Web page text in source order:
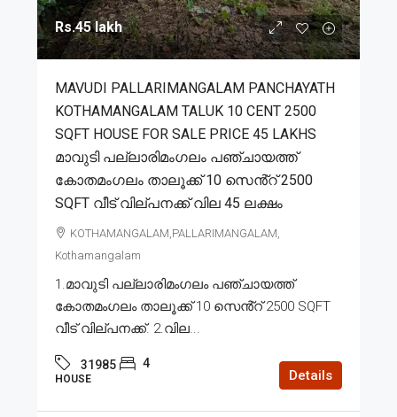
Rs.45 lakh
MAVUDI PALLARIMANGALAM PANCHAYATH
KOTHAMANGALAM TALUK 10 CENT 2500
SQFT HOUSE FOR SALE PRICE 45 LAKHS
മാവുടി പല്ലാരിമംഗലം പഞ്ചായത്ത്
കോതമംഗലം താലൂക്ക് 10 സെൻ്റ് 2500
SQFT വീട് വില്പനക്ക് വില 45 ലക്ഷം
KOTHAMANGALAM,PALLARIMANGALAM,
Kothamangalam
1.മാവുടി പല്ലാരിമംഗലം പഞ്ചായത്ത്
കോതമംഗലം താലൂക്ക് 10 സെൻ്റ് 2500 SQFT
വീട് വില്പനക്ക്. 2.വില...
31985 4
HOUSE Details